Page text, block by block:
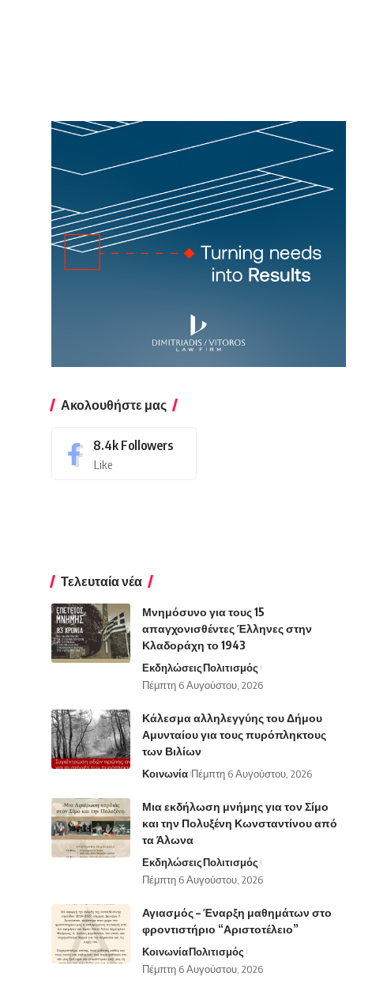
Ακολουθήστε μας
8.4k Followers
Like
Τελευταία νέα
Μνημόσυνο για τους 15
απαγχονισθέντες Έλληνες στην
Κλαδοράχη το 1943
ΕκδηλώσειςΠολιτισμός
Πέμπτη 6 Αυγούστου, 2026
Κάλεσμα αλληλεγγύης του Δήμου
Αμυνταίου για τους πυρόπληκτους
των Βιλίων
Κοινωνία Πέμπτη 6 Αυγούστου, 2026
Μια εκδήλωση μνήμης για τον Σίμο
και την Πολυξένη Κωνσταντίνου από
τα Άλωνα
ΕκδηλώσειςΠολιτισμός
Πέμπτη 6 Αυγούστου, 2026
Αγιασμός – Έναρξη μαθημάτων στο
φροντιστήριο “Αριστοτέλειο”
ΚοινωνίαΠολιτισμός
Πέμπτη 6 Αυγούστου, 2026